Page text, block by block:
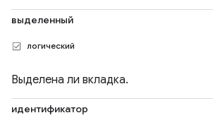
выделенный
логический
Выделена ли вкладка.
идентификатор